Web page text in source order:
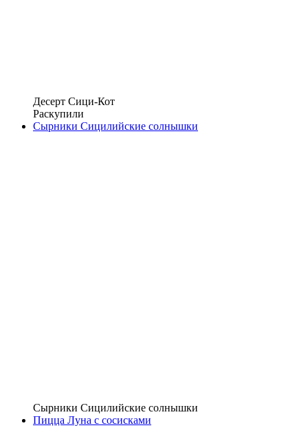
Десерт Сици-Кот
Раскупили
Сырники Сицилийские солнышки
Сырники Сицилийские солнышки
Пицца Луна с сосисками